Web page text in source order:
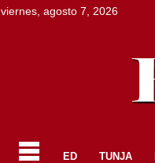
viernes, agosto 7, 2026
ED TUNJA